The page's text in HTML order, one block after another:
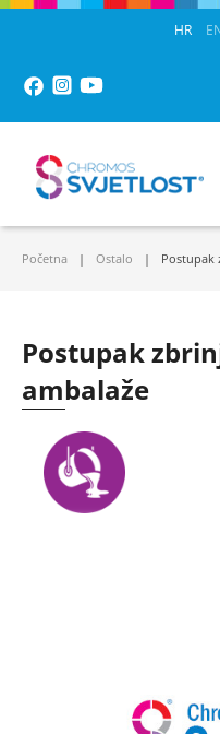
HR
Početna Ostalo Postupak
Postupak
ambalaže